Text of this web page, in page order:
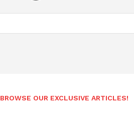
BROWSE OUR EXCLUSIVE ARTICLES!